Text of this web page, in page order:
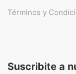
Términos y
Suscribite a